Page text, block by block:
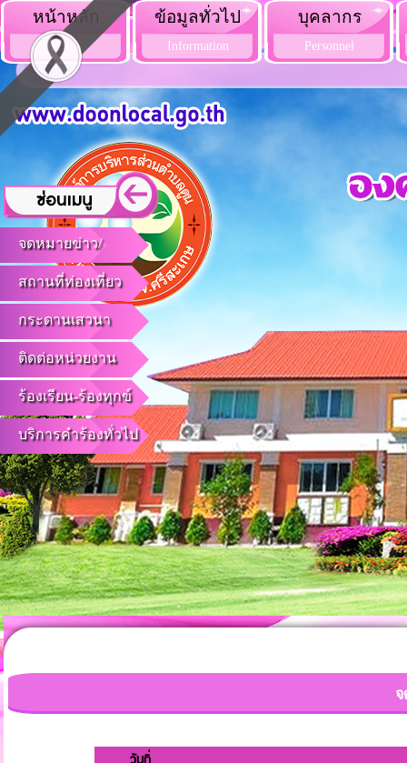
จดหมายข่าว/
สถานที่ท่องเที่ยว
กระดานเสวนา
ติดต่อหน่วยงาน
ร้องเรียน-ร้องทุกข์
บริการคำร้องทั่วไป
หน้าหลัก
Home
ข้อมูลทั่วไป
Information
บุคลากร
Personnel